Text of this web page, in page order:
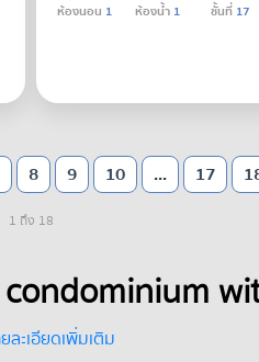
ห้องนอน 1 ห้องน้ำ 1 ชั้นที่ 17
8 9 10 ... 17
1 ถึง 18
Thong lo
ละเอียดเพิ่มเติม